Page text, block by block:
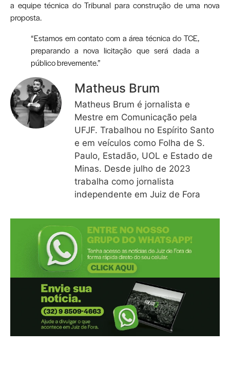
a equipe técnica do Tribunal para construção de uma nova
proposta.
“Estamos em contato com a área técnica do TCE,
preparando a nova licitação que será dada a
público brevemente.”
Matheus Brum
Matheus Brum é jornalista e
Mestre em Comunicação pela
UFJF. Trabalhou no Espírito Santo
e em veículos como Folha de S.
Paulo, Estadão, UOL e Estado de
Minas. Desde julho de 2023
trabalha como jornalista
independente em Juiz de Fora